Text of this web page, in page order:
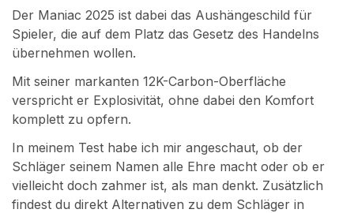
Der Maniac 2025 ist dabei das Aushängeschild für
Spieler, die auf dem Platz das Gesetz des Handelns
übernehmen wollen.
Mit seiner markanten 12K-Carbon-Oberfläche
verspricht er Explosivität, ohne dabei den Komfort
komplett zu opfern.
In meinem Test habe ich mir angeschaut, ob der
Schläger seinem Namen alle Ehre macht oder ob er
vielleicht doch zahmer ist, als man denkt. Zusätzlich
findest du direkt Alternativen zu dem Schläger in